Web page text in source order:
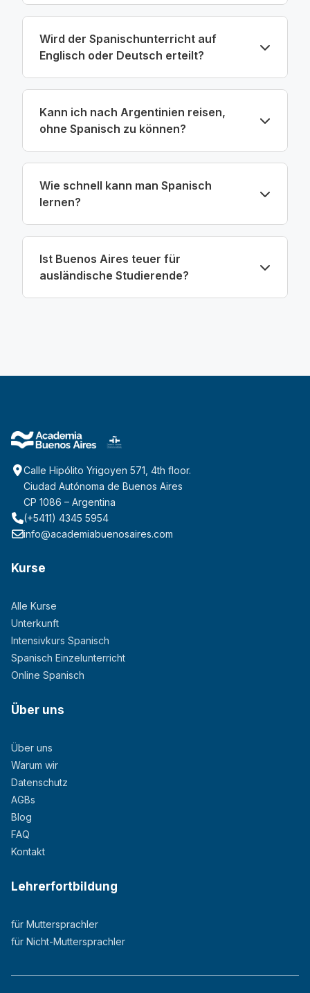
Wird der Spanischunterricht auf
Englisch oder Deutsch erteilt?
Kann ich nach Argentinien reisen,
ohne Spanisch zu können?
Wie schnell kann man Spanisch
lernen?
Ist Buenos Aires teuer für
ausländische Studierende?
Calle Hipólito Yrigoyen 571, 4th floor.
Ciudad Autónoma de Buenos Aires
CP 1086 – Argentina
(+5411) 4345 5954
info@academiabuenosaires.com
Kurse
Alle Kurse
Unterkunft
Intensivkurs Spanisch
Spanisch Einzelunterricht
Online Spanisch
Über uns
Über uns
Warum wir
Datenschutz
AGBs
Blog
FAQ
Kontakt
Lehrerfortbildung
für Muttersprachler
für Nicht-Muttersprachler